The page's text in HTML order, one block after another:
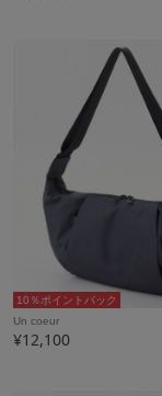
10％ポイントバック
Un coeur
¥12,100